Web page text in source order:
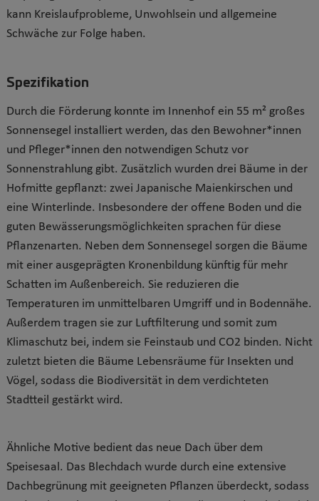
kann Kreislaufprobleme, Unwohlsein und allgemeine
Schwäche zur Folge haben.
Spezifikation
Durch die Förderung konnte im Innenhof ein 55 m² großes
Sonnensegel installiert werden, das den Bewohner*innen
und Pfleger*innen den notwendigen Schutz vor
Sonnenstrahlung gibt. Zusätzlich wurden drei Bäume in der
Hofmitte gepflanzt: zwei Japanische Maienkirschen und
eine Winterlinde. Insbesondere der offene Boden und die
guten Bewässerungsmöglichkeiten sprachen für diese
Pflanzenarten. Neben dem Sonnensegel sorgen die Bäume
mit einer ausgeprägten Kronenbildung künftig für mehr
Schatten im Außenbereich. Sie reduzieren die
Temperaturen im unmittelbaren Umgriff und in Bodennähe.
Außerdem tragen sie zur Luftfilterung und somit zum
Klimaschutz bei, indem sie Feinstaub und CO2 binden. Nicht
zuletzt bieten die Bäume Lebensräume für Insekten und
Vögel, sodass die Biodiversität in dem verdichteten
Stadtteil gestärkt wird.
Ähnliche Motive bedient das neue Dach über dem
Speisesaal. Das Blechdach wurde durch eine extensive
Dachbegrünung mit geeigneten Pflanzen überdeckt, sodass